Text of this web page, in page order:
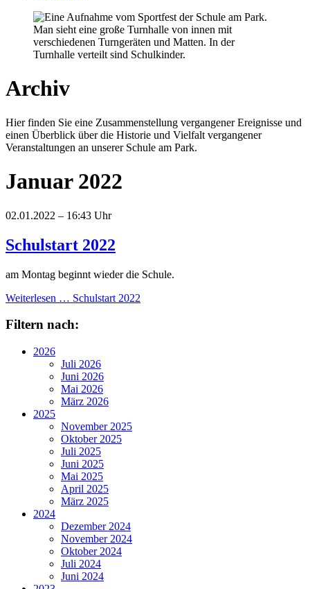
Archiv
Hier finden Sie eine Zusammenstellung vergangener Ereignisse und
einen Überblick über die Historie und Vielfalt vergangener
Veranstaltungen an unserer Schule am Park.
Januar 2022
02.01.2022 – 16:43 Uhr
Schulstart 2022
am Montag beginnt wieder die Schule.
Weiterlesen … Schulstart 2022
Filtern nach:
2026
Juli 2026
Juni 2026
Mai 2026
März 2026
2025
November 2025
Oktober 2025
Juli 2025
Juni 2025
Mai 2025
April 2025
März 2025
2024
Dezember 2024
November 2024
Oktober 2024
Juli 2024
Juni 2024